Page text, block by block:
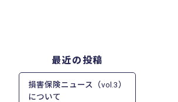
最近の投稿
損害保険ニュース（vol.3）
について